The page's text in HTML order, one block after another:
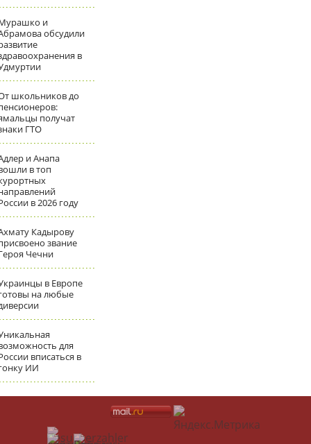
и
обсудили
в
школьников до
получат
ГТО
и Анапа
в топ
в 2026 году
Кадырову
звание
Чечни
в Европе
на любые
для
вписаться в
ИИ